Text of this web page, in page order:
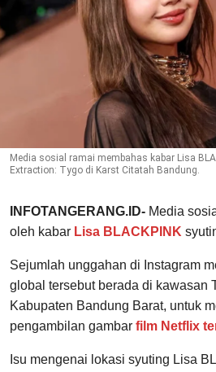
Media sosial ramai membahas kabar Lisa
Extraction: Tygo di Karst Citatah Bandung.
INFOTANGERANG.ID- Media
oleh kabar Lisa BLACKPINK
Sejumlah unggahan di Instagram
global tersebut berada di kawasan
Kabupaten Bandung Barat, untuk
pengambilan gambar film Netflix
Isu mengenai lokasi syuting Lisa